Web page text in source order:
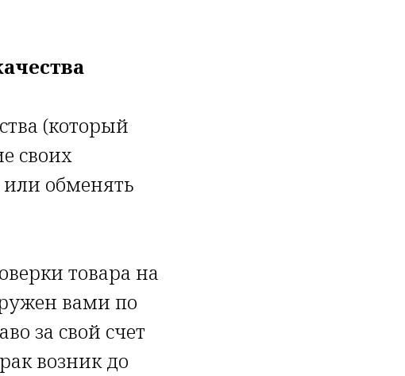
(который
своих
обменять
товара на
вами по
за свой счет
возник до